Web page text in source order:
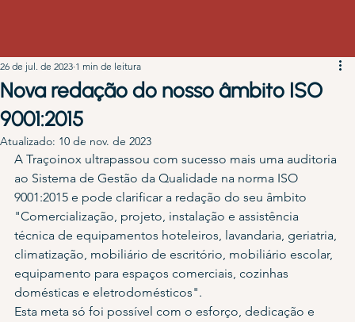
Nova redação do nosso âmbito ISO
9001:2015
26 de jul. de 2023 1 min de leitura
Atualizado: 10 de nov. de 2023
A Traçoinox ultrapassou com sucesso mais uma auditoria
ao Sistema de Gestão da Qualidade na norma ISO
9001:2015 e pode clarificar a redação do seu âmbito
"Comercialização, projeto, instalação e assistência
técnica de equipamentos hoteleiros, lavandaria, geriatria,
climatização, mobiliário de escritório, mobiliário escolar,
equipamento para espaços comerciais, cozinhas
domésticas e eletrodomésticos".
Esta meta só foi possível com o esforço, dedicação e